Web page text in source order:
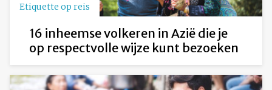
Etiquette op reis
16 inheemse volkeren in Azië die je
op respectvolle wijze kunt bezoeken